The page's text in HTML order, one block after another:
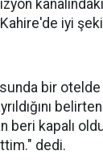
iyi
bir
beri kapalı
dedi.